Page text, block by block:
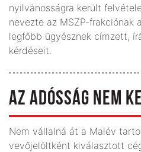
nyilvánosságra került
nevezte az MSZP-frakciónak
legfőbb ügyésznek címzett,
kérdéseit.
AZ ADÓSSÁG NEM
Nem vállalná át a Malév
vevőjelöltként kiválasztott